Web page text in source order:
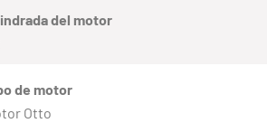
del motor
de motor
Otto